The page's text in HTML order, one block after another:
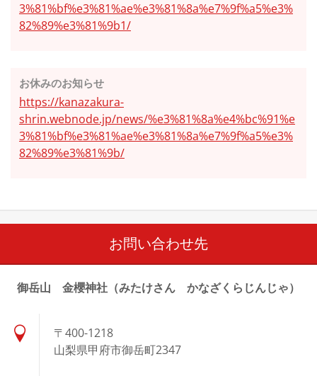
3%81%bf%e3%81%ae%e3%81%8a%e7%9f%a5%e3%
82%89%e3%81%9b1/
お休みのお知らせ
https://kanazakura-
shrin.webnode.jp/news/%e3%81%8a%e4%bc%91%e
3%81%bf%e3%81%ae%e3%81%8a%e7%9f%a5%e3%
82%89%e3%81%9b/
お問い合わせ先
御岳山 金櫻神社（みたけさん かなざくらじんじゃ）
〒400-1218
山梨県甲府市御岳町2347